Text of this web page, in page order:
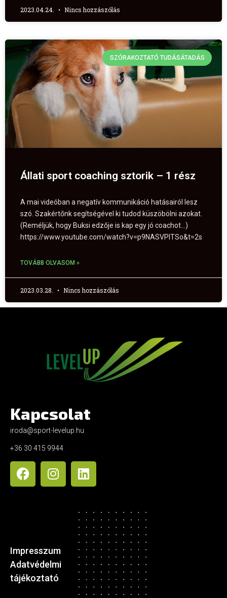
2023.04.24. Nincs hozzászólás
SZÓRAKOZTATÓ TUDÁSÁTADÁS
Állati sport coaching sztorik – 1 rész
A mai videóban a negatív kommunikáció hatásairól lesz
szó. Szakértőnk segítségével ki tudod küszöbölni azokat.
(Reméljük, hogy Buksi edzője is kap egy jó coachot…)
https://www.youtube.com/watch?v=p9NASVPITSo&t=2s
TOVÁBB OLVASOM »
2023.03.28. Nincs hozzászólás
Kapcsolat
iroda@sport-levelup.hu
+36 30 415 9944
Impresszum
Adatvédelmi
tájékoztató